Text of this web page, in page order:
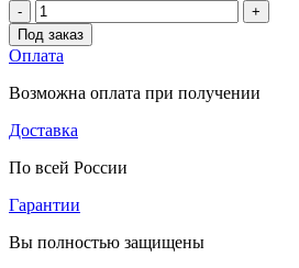
-
+
Под заказ
Оплата
Возможна оплата при получении
Доставка
По всей России
Гарантии
Вы полностью защищены